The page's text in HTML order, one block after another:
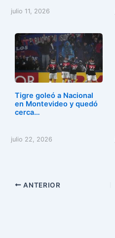
julio 11, 2026
Tigre goleó a Nacional
en Montevideo y quedó
cerca…
julio 22, 2026
ANTERIOR